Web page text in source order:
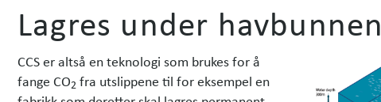
Lagres under havbunnen
CCS er altså en teknologi som brukes for å
fange CO2 fra utslippene til for eksempel en